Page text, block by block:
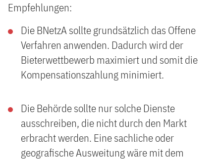
Empfehlungen:
Die BNetzA sollte grundsätzlich das Offene
Verfahren anwenden. Dadurch wird der
Bieterwettbewerb maximiert und somit die
Kompensationszahlung minimiert.
Die Behörde sollte nur solche Dienste
ausschreiben, die nicht durch den Markt
erbracht werden. Eine sachliche oder
geografische Ausweitung wäre mit dem